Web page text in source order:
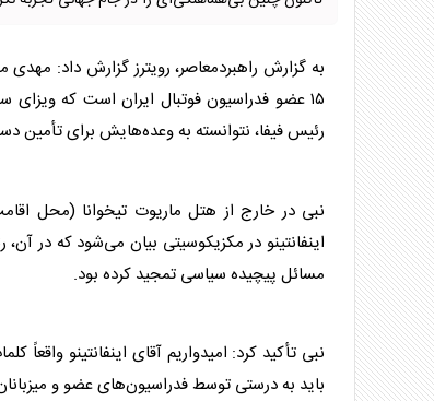
به گزارش راهبردمعاصر، رویترز گزارش داد:
۱۵ عضو فدراسیون فوتبال ایران است که
رئیس فیفا، نتوانسته به وعده‌هایش برای تأمین
نبی در خارج از هتل ماریوت تیخوانا (محل
اینفانتینو در مکزیکوسیتی بیان می‌شود که در
مسائل پیچیده سیاسی تمجید کرده بود.
نبی تأکید کرد: امیدواریم آقای اینفانتینو واقعاً
باید به درستی توسط فدراسیون‌های عضو و